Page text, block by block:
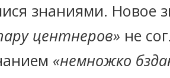
знаниями. Новое
центнеров» не
«немножко